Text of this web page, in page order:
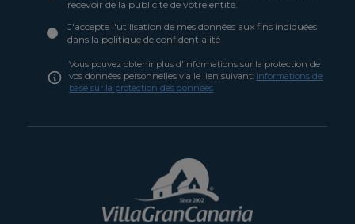
recevoir de la publicité de votre entité.
J'accepte l'utilisation de mes données aux fins indiquées
dans la politique de confidentialité
Vous pouvez obtenir plus d'informations sur la protection de
vos données personnelles via le lien suivant: Informations de
base sur la protection des données